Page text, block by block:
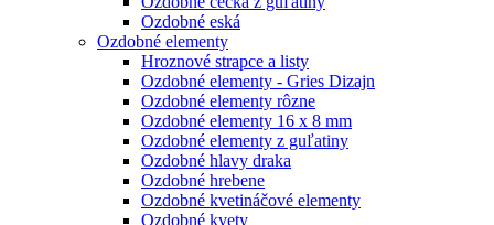
Ozdobné eská
Ozdobné elementy
Hroznové strapce a listy
Ozdobné elementy - Gries Dizajn
Ozdobné elementy rôzne
Ozdobné elementy 16 x 8 mm
Ozdobné elementy z guľatiny
Ozdobné hlavy draka
Ozdobné hrebene
Ozdobné kvetináčové elementy
Ozdobné kvety